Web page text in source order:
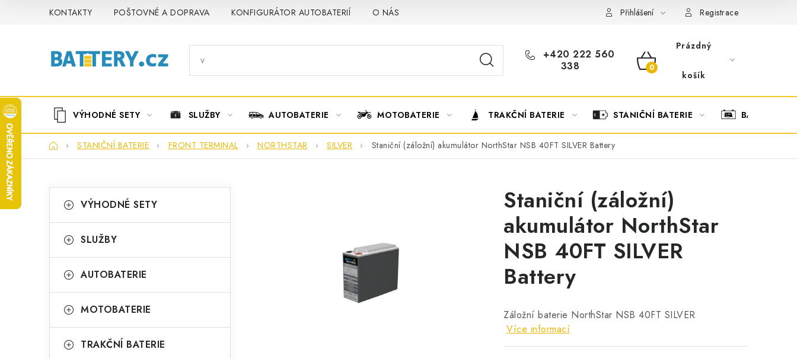
KONTAKTY POŠTOVNÉ A DOPRAVA KONFIGURÁTOR AUTOBATERIÍ O NÁS OBCHODNÍ PODMÍNKY OCHRANA OSOBNÍCH ÚDAJŮ
Přihlášení Registrace
+420 222 560
338
NÁKUPNÍ
Prázdný
košík
VÝHODNÉ SETY SLUŽBY AUTOBATERIE MOTOBATERIE TRAKČNÍ BATERIE STANIČNÍ BATERIE BATERIOVÉ
DomůSTANIČNÍ BATERIE FRONT TERMINAL NORTHSTAR SILVER Staniční (záložní) akumulátor NorthStar NSB 40FT SILVER Battery
o
t
r
n
kategorie
a
e
o
i
VÝHODNÉ SETY
SLUŽBY
AUTOBATERIE
MOTOBATERIE
TRAKČNÍ BATERIE
Staniční (záložní)
akumulátor NorthStar
NSB 40FT SILVER
Battery
Záložní baterie NorthStar NSB 40FT SILVER
Více informací